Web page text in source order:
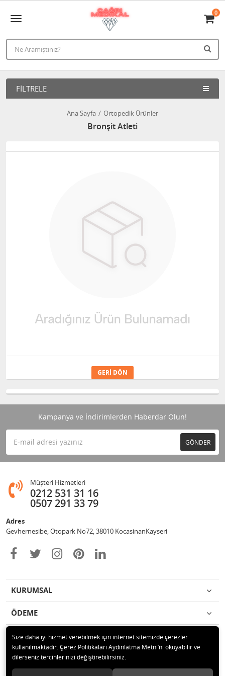
0
FILTRELE
Ana Sayfa Ortopedik Ürünler
Bronşit Atleti
GERI DÖN
Kampanya ve İndirimlerden Haberdar Olun!
GÖNDER
Müşteri Hizmetleri
0212 531 31 16
0507 291 33 79
Adres
Gevhernesibe, Otopark No72, 38010 KocasinanKayseri
KURUMSAL
ÖDEME
İLETİŞİM
© 2020 Çağrı Medikal Tekerlekli Sandalye Mağazası Tüm hakları saklıdır.
Size daha iyi hizmet verebilmek için internet sitemizde çerezler
kullanılmaktadır. Çerez Politikaları Aydınlatma Metni’ni okuyabilir ve
dilerseniz tercihlerinizi değiştirebilirsiniz.